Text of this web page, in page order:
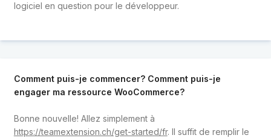
logiciel en question pour le développeur.
Comment puis-je commencer? Comment puis-je
engager ma ressource WooCommerce?
Bonne nouvelle! Allez simplement à
https://teamextension.ch/get-started/fr. Il suffit de remplir le